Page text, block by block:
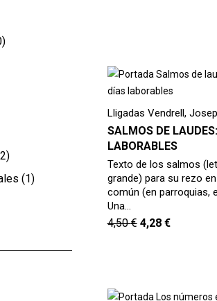
(1)
Lligadas Vendrell, Josep
SALMOS DE
LABORABLES
Texto de los salmos
grande) para su rezo en
común (en parroquias,
Una…
4,50€ 4,28 €